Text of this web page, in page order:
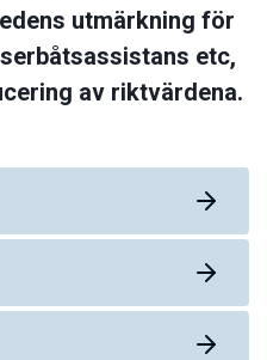
utmärkning för
etc,
av riktvärdena.